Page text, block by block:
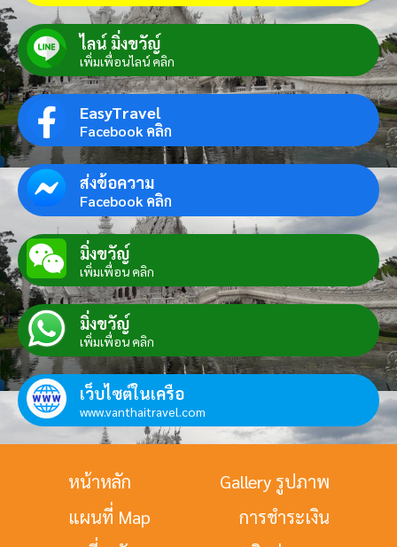
ไลน์ มิ่งขวัญ์
เพิ่มเพื่อนไลน์ คลิก
EasyTravel
Facebook คลิก
ส่งข้อความ
Facebook คลิก
มิ่งขวัญ์
เพิ่มเพื่อน คลิก
มิ่งขวัญ์
เพิ่มเพื่อน คลิก
เว็บไซต์ในเครือ
www.vanthaitravel.com
หน้าหลัก
Gallery รูปภาพ
แผนที่ Map
การชำระเงิน